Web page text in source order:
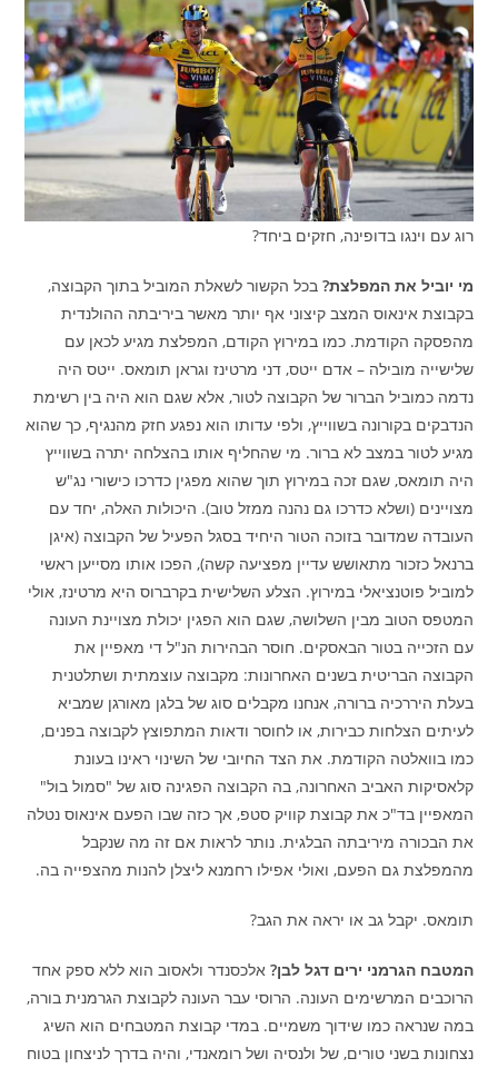
רוג עם וינגו בדופינה, חזקים ביחד?
מי יוביל את המפלצת? בכל הקשור לשאלת המוביל בתוך הקבוצה,
בקבוצת אינאוס המצב קיצוני אף יותר מאשר ביריבתה ההולנדית
מהפסקה הקודמת. כמו במירוץ הקודם, המפלצת מגיע לכאן עם
שלישייה מובילה – אדם ייטס, דני מרטינז וגראן תומאס. ייטס היה
נדמה כמוביל הברור של הקבוצה לטור, אלא שגם הוא היה בין רשימת
הנדבקים בקורונה בשווייץ, ולפי עדותו הוא נפגע חזק מהנגיף, כך שהוא
מגיע לטור במצב לא ברור. מי שהחליף אותו בהצלחה יתרה בשווייץ
היה תומאס, שגם זכה במירוץ תוך שהוא מפגין כדרכו כישורי נג"ש
מצויינים (ושלא כדרכו גם נהנה ממזל טוב). היכולות האלה, יחד עם
העובדה שמדובר בזוכה הטור היחיד בסגל הפעיל של הקבוצה (איגן
ברנאל כזכור מתאושש עדיין מפציעה קשה), הפכו אותו מסייען ראשי
למוביל פוטנציאלי במירוץ. הצלע השלישית בקרברוס היא מרטינז, אולי
המטפס הטוב מבין השלושה, שגם הוא הפגין יכולת מצויינת העונה
עם הזכייה בטור הבאסקים. חוסר הבהירות הנ"ל די מאפיין את
הקבוצה הבריטית בשנים האחרונות: מקבוצה עוצמתית ושתלטנית
בעלת היררכיה ברורה, אנחנו מקבלים סוג של בלגן מאורגן שמביא
לעיתים הצלחות כבירות, או לחוסר ודאות המתפוצץ לקבוצה בפנים,
כמו בוואלטה הקודמת. את הצד החיובי של השינוי ראינו בעונת
קלאסיקות האביב האחרונה, בה הקבוצה הפגינה סוג של "סמול בול"
המאפיין בד"כ את קבוצת קוויק סטפ, אך כזה שבו הפעם אינאוס נטלה
את הבכורה מיריבתה הבלגית. נותר לראות אם זה מה שנקבל
מהמפלצת גם הפעם, ואולי אפילו רחמנא ליצלן להנות מהצפייה בה.
תומאס. יקבל גב או יראה את הגב?
המטבח הגרמני ירים דגל לבן?אלכסנדר ולאסוב הוא ללא ספק אחד
הרוכבים המרשימים העונה. הרוסי עבר העונה לקבוצת הגרמנית בורה,
במה שנראה כמו שידוך משמיים. במדי קבוצת המטבחים הוא השיג
נצחונות בשני טורים, של ולנסיה ושל רומאנדי, והיה בדרך לניצחון בטוח